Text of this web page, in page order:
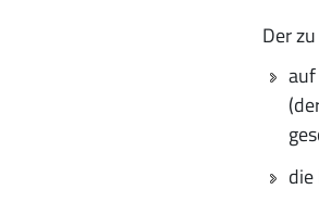
Der